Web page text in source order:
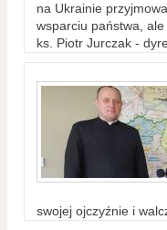
na Ukrainie
wsparciu państwa,
ks. Piotr Jurczak -
swojej ojczyźnie i